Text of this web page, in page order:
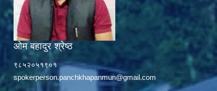
ओम बहादुर श्रेष्ठ
९८५२०५१९०१
spokerperson.panchkhapanmun@gmail.com